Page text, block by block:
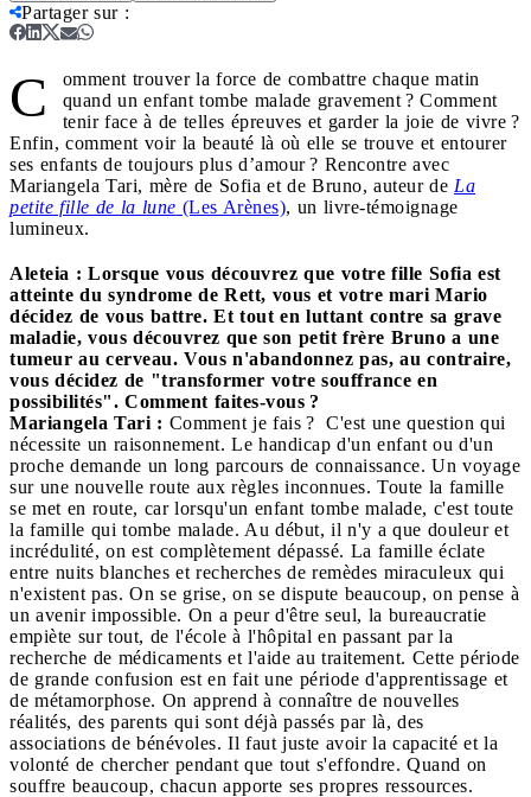
Partager sur:
C
omment trouver la force de combattre chaque matin
quand un enfant tombe malade gravement ? Comment
tenir face à de telles épreuves et garder la joie de vivre ?
Enfin, comment voir la beauté là où elle se trouve et entourer
ses enfants de toujours plus d’amour ? Rencontre avec
Mariangela Tari, mère de Sofia et de Bruno, auteur de La
petite fille de la lune (Les Arènes), un livre-témoignage
lumineux.
Aleteia : Lorsque vous découvrez que votre fille Sofia est
atteinte du syndrome de Rett, vous et votre mari Mario
décidez de vous battre. Et tout en luttant contre sa grave
maladie, vous découvrez que son petit frère Bruno a une
tumeur au cerveau. Vous n'abandonnez pas, au contraire,
vous décidez de "transformer votre souffrance en
possibilités". Comment faites-vous ?
Mariangela Tari : Comment je fais ? C'est une question qui
nécessite un raisonnement. Le handicap d'un enfant ou d'un
proche demande un long parcours de connaissance. Un voyage
sur une nouvelle route aux règles inconnues. Toute la famille
se met en route, car lorsqu'un enfant tombe malade, c'est toute
la famille qui tombe malade. Au début, il n'y a que douleur et
incrédulité, on est complètement dépassé. La famille éclate
entre nuits blanches et recherches de remèdes miraculeux qui
n'existent pas. On se grise, on se dispute beaucoup, on pense à
un avenir impossible. On a peur d'être seul, la bureaucratie
empiète sur tout, de l'école à l'hôpital en passant par la
recherche de médicaments et l'aide au traitement. Cette période
de grande confusion est en fait une période d'apprentissage et
de métamorphose. On apprend à connaître de nouvelles
réalités, des parents qui sont déjà passés par là, des
associations de bénévoles. Il faut juste avoir la capacité et la
volonté de chercher pendant que tout s'effondre. Quand on
souffre beaucoup, chacun apporte ses propres ressources.